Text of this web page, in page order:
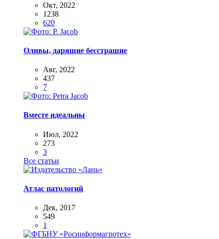
Окт, 2022
1238
620
Оливы, дарящие бесстрашие
Авг, 2022
437
7
Вместе идеальны
Июл, 2022
273
3
Все статьи
Атлас патологий
Дек, 2017
549
1